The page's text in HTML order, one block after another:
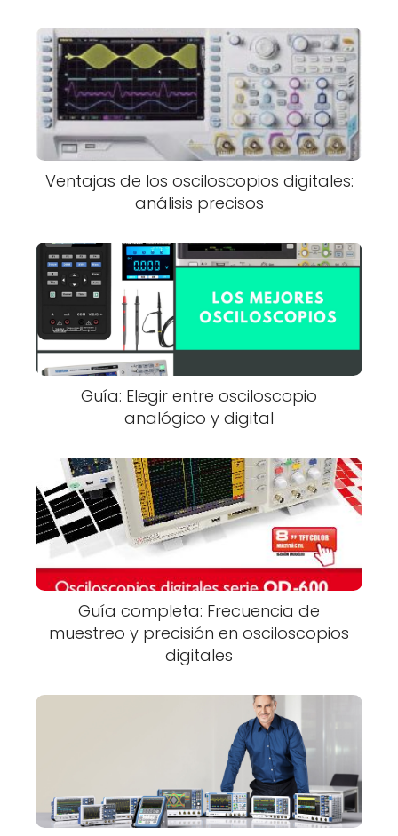
Ventajas de los osciloscopios digitales:
análisis precisos
Guía: Elegir entre osciloscopio
analógico y digital
Guía completa: Frecuencia de
muestreo y precisión en osciloscopios
digitales